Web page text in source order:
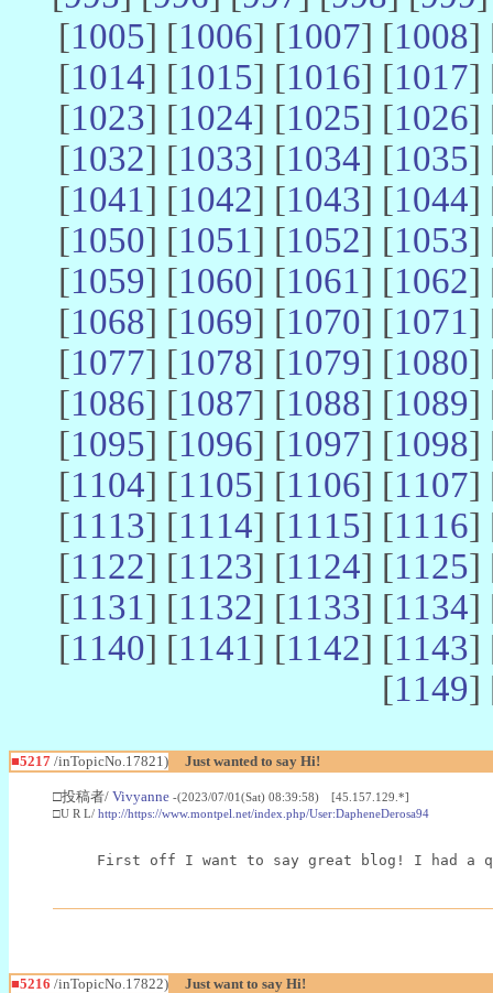
[1005] [1006] [1007] [1008]
[1014] [1015] [1016] [1017]
[1023] [1024] [1025] [1026]
[1032] [1033] [1034] [1035]
[1041] [1042] [1043] [1044]
[1050] [1051] [1052] [1053]
[1059] [1060] [1061] [1062]
[1068] [1069] [1070] [1071]
[1077] [1078] [1079] [1080]
[1086] [1087] [1088] [1089]
[1095] [1096] [1097] [1098]
[1104] [1105] [1106] [1107]
[1113] [1114] [1115] [1116]
[1122] [1123] [1124] [1125]
[1131] [1132] [1133] [1134]
[1140] [1141] [1142] [1143]
[1149]
■5217 /inTopicNo.17821) Just wanted to say Hi!
□投稿者/ Vivyanne -(2023/07/01(Sat) 08:39:58) [45.157.129.*]
□U R L/ http://https://www.montpel.net/index.php/User:DapheneDerosa94
First off I want to say great blog! I had a
■5216 /inTopicNo.17822) Just want to say Hi!